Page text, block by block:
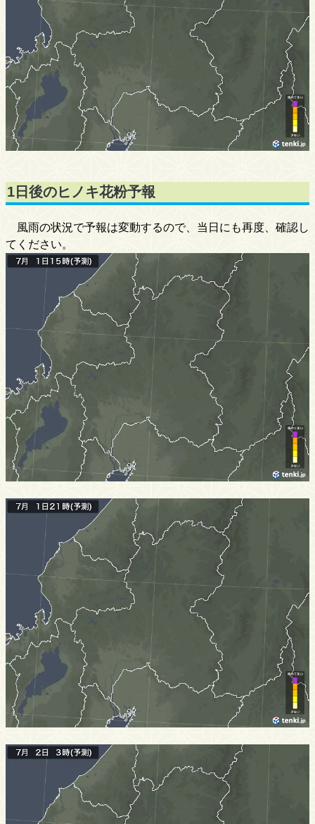
1日後のヒノキ花粉予報
風雨の状況で予報は変動するので、当日にも再度、確認し
てください。